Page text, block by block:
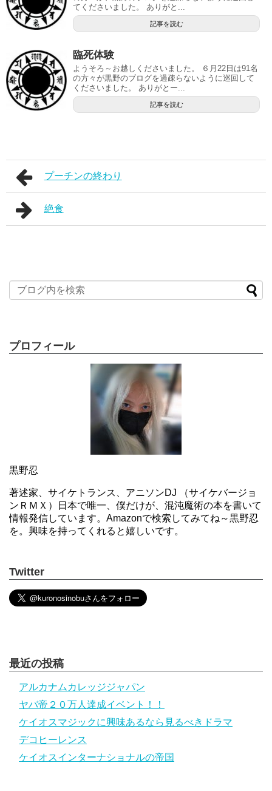
てくださいました。 ありがと...
記事を読む
臨死体験
ようそろ～お越しくださいました。 ６月22日は91名
の方々が黒野のブログを過疎らないように巡回して
くださいました。 ありがとー...
記事を読む
プーチンの終わり
絶食
プロフィール
黒野忍
著述家、サイケトランス、アニソンDJ （サイケバージョ
ンＲＭＸ）日本で唯一、僕だけが、混沌魔術の本を書いて
情報発信しています。Amazonで検索してみてね～黒野忍
を。興味を持ってくれると嬉しいです。
Twitter
最近の投稿
アルカナムカレッジジャパン
ヤバ帝２０万人達成イベント！！
ケイオスマジックに興味あるなら見るべきドラマ
デコヒーレンス
ケイオスインターナショナルの帝国